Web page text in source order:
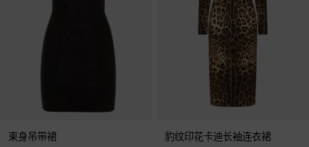
束身吊带裙 豹纹印花卡迪长袖连衣裙